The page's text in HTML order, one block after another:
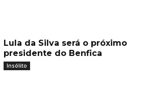
Lula da Silva será o próximo
presidente do Benfica
Insólito